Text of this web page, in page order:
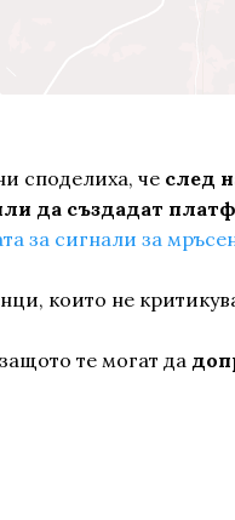
споделиха, че след
да създадат
за сигнали за
които не
те могат да